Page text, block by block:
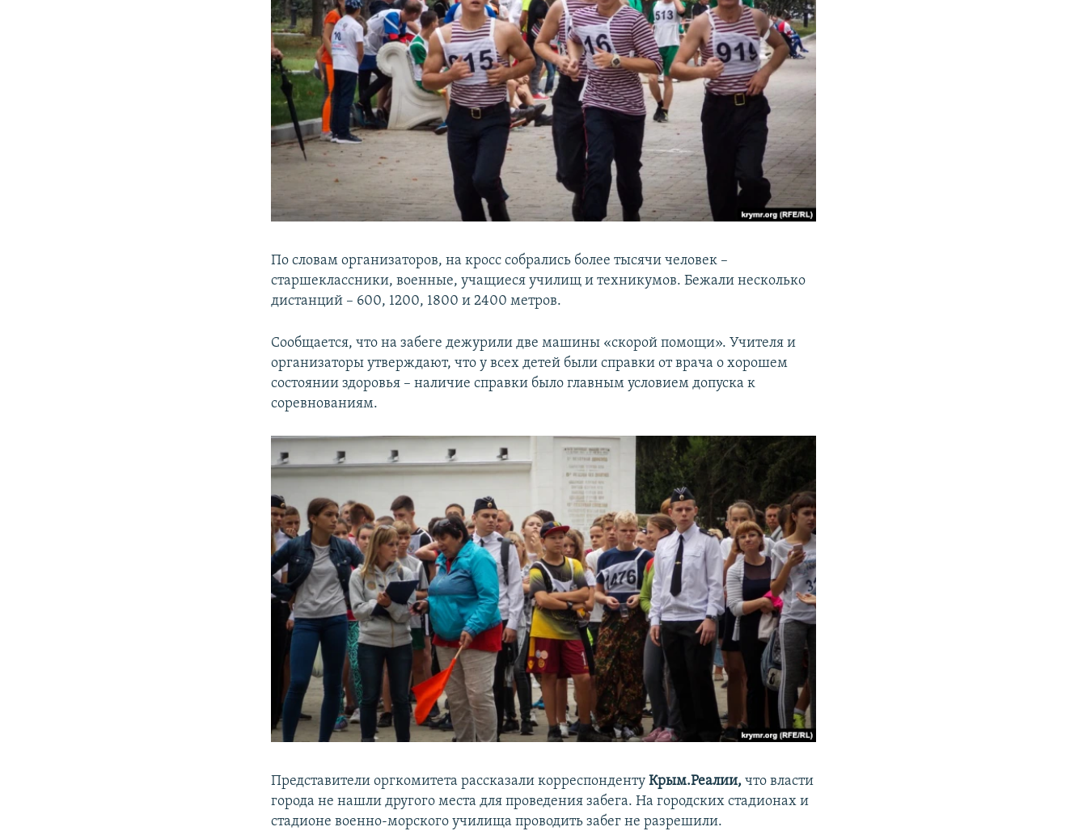
По словам организаторов, на кросс собрались более тысячи человек –
старшеклассники, военные, учащиеся училищ и техникумов. Бежали несколько
дистанций – 600, 1200, 1800 и 2400 метров.
Сообщается, что на забеге дежурили две машины «скорой помощи». Учителя и
организаторы утверждают, что у всех детей были справки от врача о хорошем
состоянии здоровья – наличие справки было главным условием допуска к
соревнованиям.
Представители оргкомитета рассказали корреспонденту Крым.Реалии,что власти
города не нашли другого места для проведения забега. На городских стадионах и
стадионе военно-морского училища проводить забег не разрешили.